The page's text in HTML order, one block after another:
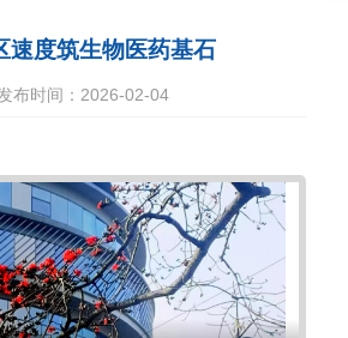
速度筑生物医药基石
布时间：2026-02-04